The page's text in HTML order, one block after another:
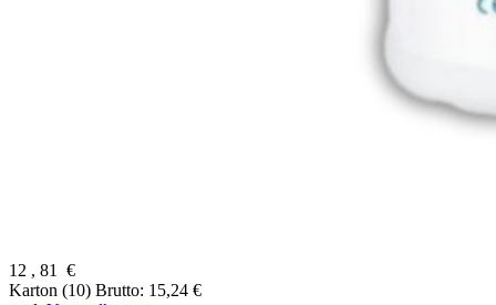
12 , 81
€
Karton (10) Brutto: 15,24 €